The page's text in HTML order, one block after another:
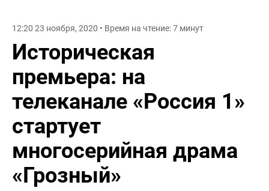
12:20 23 ноября, 2020 • Время на чтение: 7 минут
Историческая
премьера: на
телеканале «Россия 1»
стартует
многосерийная драма
«Грозный»